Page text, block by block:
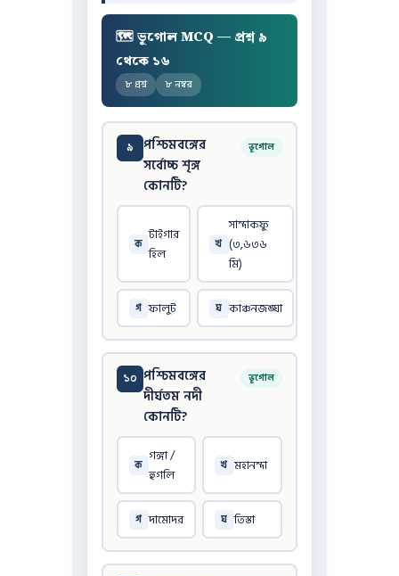
🗺️ ভূগোল MCQ — প্রশ্ন ৯
থেকে ১৬
৮ প্রশ্ন ৮ নম্বর
৯
পশ্চিমবঙ্গের
সর্বোচ্চ শৃঙ্গ
কোনটি?
ভূগোল
ক টাইগার
হিল
খ
সান্দাকফু
(৩,৬৩৬
মি)
গ ফালুট ঘ কাঞ্চনজঙ্ঘা
১০ পশ্চিমবঙ্গের
দীর্ঘতম নদী
কোনটি?
ভূগোল
ক গঙ্গা /
হুগলি
খ মহানন্দা
গ দামোদর ঘ তিস্তা